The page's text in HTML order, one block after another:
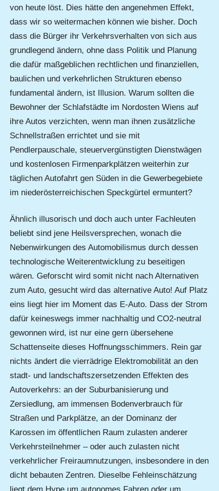
von heute löst. Dies hätte den angenehmen Effekt,
dass wir so weitermachen können wie bisher. Doch
dass die Bürger ihr Verkehrsverhalten von sich aus
grundlegend ändern, ohne dass Politik und Planung
die dafür maßgeblichen rechtlichen und finanziellen,
baulichen und verkehrlichen Strukturen ebenso
fundamental ändern, ist Illusion. Warum sollten die
Bewohner der Schlafstädte im Nordosten Wiens auf
ihre Autos verzichten, wenn man ihnen zusätzliche
Schnellstraßen errichtet und sie mit
Pendlerpauschale, steuervergünstigten Dienstwägen
und kostenlosen Firmenparkplätzen weiterhin zur
täglichen Autofahrt gen Süden in die Gewerbegebiete
im niederösterreichischen Speckgürtel ermuntert?
Ähnlich illusorisch und doch auch unter Fachleuten
beliebt sind jene Heilsversprechen, wonach die
Nebenwirkungen des Automobilismus durch dessen
technologische Weiterentwicklung zu beseitigen
wären. Geforscht wird somit nicht nach Alternativen
zum Auto, gesucht wird das alternative Auto! Auf Platz
eins liegt hier im Moment das E-Auto. Dass der Strom
dafür keineswegs immer nachhaltig und CO2-neutral
gewonnen wird, ist nur eine gern übersehene
Schattenseite dieses Hoffnungsschimmers. Rein gar
nichts ändert die vierrädrige Elektromobilität an den
stadt- und landschaftszersetzenden Effekten des
Autoverkehrs: an der Suburbanisierung und
Zersiedlung, am immensen Bodenverbrauch für
Straßen und Parkplätze, an der Dominanz der
Karossen im öffentlichen Raum zulasten anderer
Verkehrsteilnehmer – oder auch zulasten nicht
verkehrlicher Freiraumnutzungen, insbesondere in den
dicht bebauten Zentren. Dieselbe Fehleinschätzung